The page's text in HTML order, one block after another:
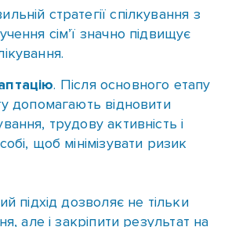
трудову активність і
щоб мінімізувати ризик
підхід дозволяє не тільки
але і закріпити результат на